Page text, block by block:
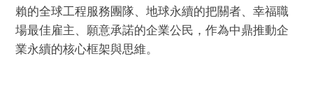
肯定與榮耀
ESG影音分享
中鼎2030 長期永續目標
重大性與利害關係人溝通
賴的全球工程服務團隊、地球永續的把關者、幸福職
場最佳雇主、願意承諾的企業公民，作為中鼎推動企
業永續的核心框架與思維。